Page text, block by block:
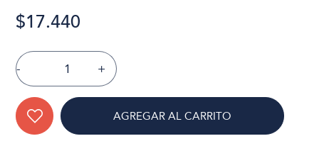
$17.440
- +
AGREGAR AL CARRITO